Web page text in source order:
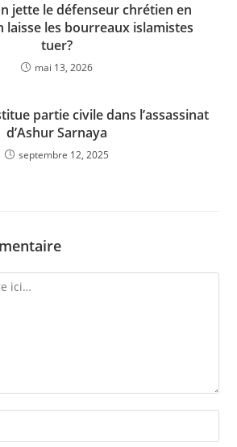
jette le défenseur chrétien en
les bourreaux islamistes
tuer?
mai 13, 2026
partie civile dans l’assassinat
d’Ashur Sarnaya
septembre 12, 2025